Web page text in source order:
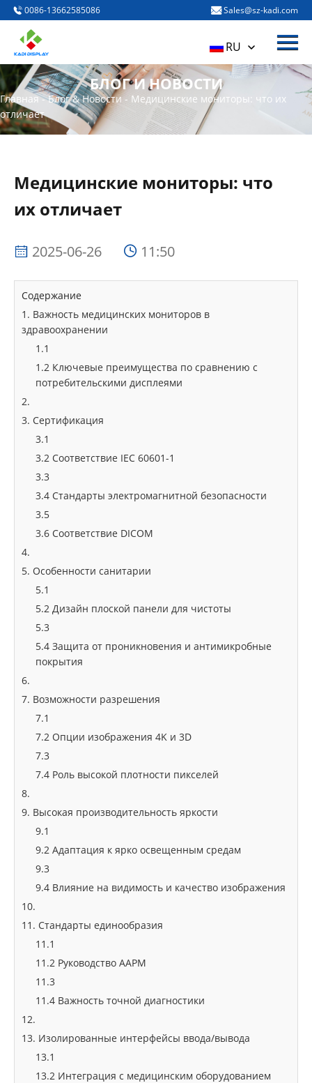
Продукты
О нас
Блог и новости
0086-13662585086 Sales@sz-kadi.com
RU
БЛОГ И НОВОСТИ
Главная- Блог & Новости- Медицинские мониторы: что их
отличает
Медицинские мониторы: что
их отличает
2025-06-26 11:50
Содержание
1. Важность медицинских мониторов в
здравоохранении
1.1
1.2 Ключевые преимущества по сравнению с
потребительскими дисплеями
2.
3. Сертификация
3.1
3.2 Соответствие IEC 60601-1
3.3
3.4 Стандарты электромагнитной безопасности
3.5
3.6 Соответствие DICOM
4.
5. Особенности санитарии
5.1
5.2 Дизайн плоской панели для чистоты
5.3
5.4 Защита от проникновения и антимикробные
покрытия
6.
7. Возможности разрешения
7.1
7.2 Опции изображения 4K и 3D
7.3
7.4 Роль высокой плотности пикселей
8.
9. Высокая производительность яркости
9.1
9.2 Адаптация к ярко освещенным средам
9.3
9.4 Влияние на видимость и качество изображения
10.
11. Стандарты единообразия
11.1
11.2 Руководство AAPM
11.3
11.4 Важность точной диагностики
12.
13. Изолированные интерфейсы ввода/вывода
13.1
13.2 Интеграция с медицинским оборудованием